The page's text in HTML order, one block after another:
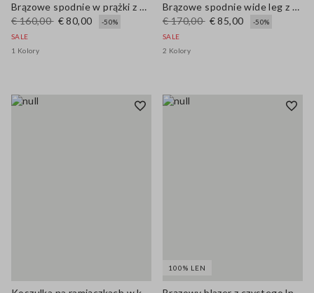
Brązowe spodnie w prążki z mieszanki lnu, regularny krój
€ 160,00 € 80,00
-50%
SALE
1 Kolory
Brązowe spodnie wide leg z czystego lnu
€ 170,00 € 85,00
-50%
SALE
2 Kolory
100% LEN